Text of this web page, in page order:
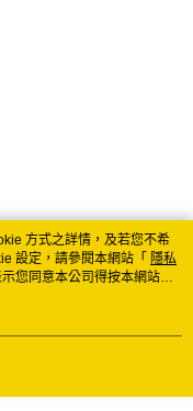
方式之詳情，及若您不希
設定，請參閱本網站「 隱私
您同意本公司得按本網站使